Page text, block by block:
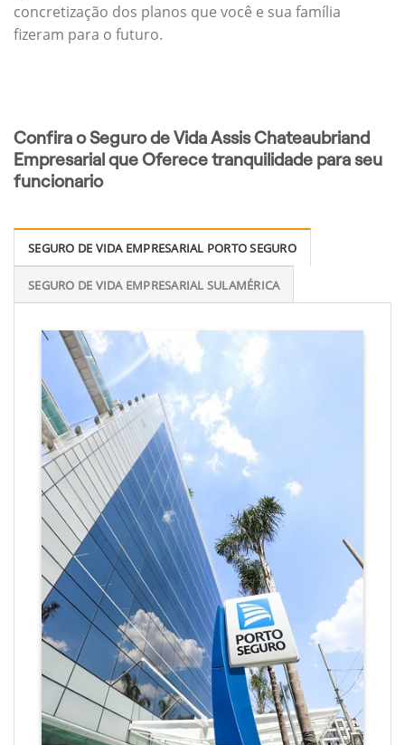
concretização dos planos que você e sua família
fizeram para o futuro.
Confira o Seguro de Vida Assis Chateaubriand
Empresarial que Oferece tranquilidade para seu
funcionario
SEGURO DE VIDA EMPRESARIAL PORTO SEGURO
SEGURO DE VIDA EMPRESARIAL SULAMÉRICA